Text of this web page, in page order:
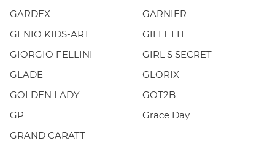
GARDEX
GARNIER
GENIO KIDS-ART
GILLETTE
GIORGIO FELLINI
GIRL'S SECRET
GLADE
GLORIX
GOLDEN LADY
GOT2B
GP
Grace Day
GRAND CARATT